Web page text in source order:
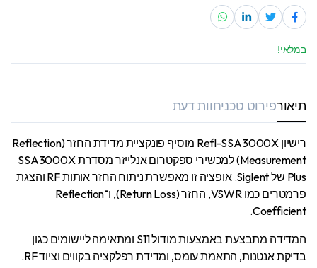
במלאי!
תיאורפירוט טכניחוות דעת
רישיון Refl-SSA3000X מוסיף פונקציית מדידת החזר (Reflection
Measurement) למכשירי ספקטרום אנלייזר מסדרת SSA3000X
Plus של Siglent. אופציה זו מאפשרת ניתוח החזר אותות RF והצגת
פרמטרים כמו VSWR, החזר (Return Loss), ו־Reflection
Coefficient.
המדידה מתבצעת באמצעות מודול S11 ומתאימה ליישומים כגון
בדיקת אנטנות, התאמת עומס, ומדידת רפלקציה בקווים וציוד RF.